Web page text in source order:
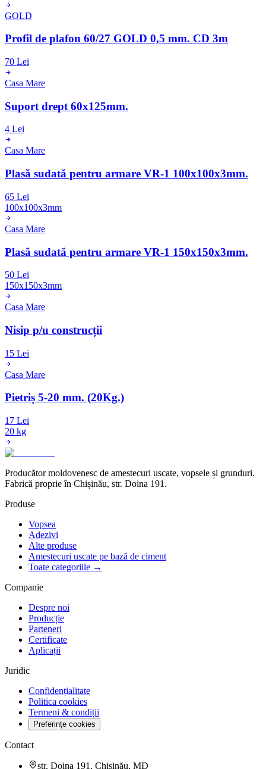
GOLD
Profil de plafon 60/27 GOLD 0,5 mm. CD 3m
70 Lei
Casa Mare
Suport drept 60x125mm.
4 Lei
Casa Mare
Plasă sudată pentru armare VR-1 100x100x3mm.
65 Lei
100x100x3mm
Casa Mare
Plasă sudată pentru armare VR-1 150x150x3mm.
50 Lei
150x150x3mm
Casa Mare
Nisip p/u construcții
15 Lei
Casa Mare
Pietriș 5-20 mm. (20Kg.)
17 Lei
20 kg
Producător moldovenesc de amestecuri uscate, vopsele și grunduri.
Fabrică proprie în Chișinău, str. Doina 191.
Produse
Vopsea
Adezivi
Alte produse
Amestecuri uscate pe bază de ciment
Toate categoriile →
Companie
Despre noi
Producție
Parteneri
Certificate
Aplicații
Juridic
Confidențialitate
Politica cookies
Termeni & condiții
Preferințe cookies
Contact
str. Doina 191, Chișinău, MD